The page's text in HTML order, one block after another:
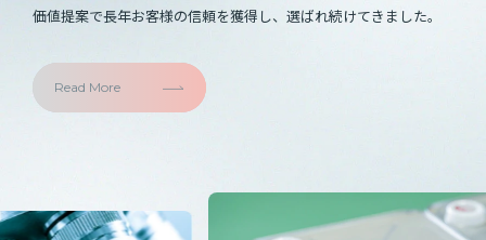
価値提案で⻑年お客様の信頼を獲得し、選ばれ続けてきました。
Read More